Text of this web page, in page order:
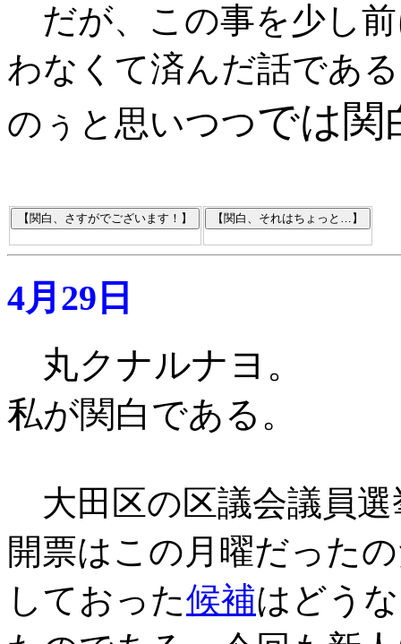
だが、この事を少し
わなくて済んだ話であ
のぅと思いつつでは関
4月29日
丸クナルナヨ。
私が関白である 。
大田区の区議会議員選
開票はこの月曜だった
しておった候補はどう